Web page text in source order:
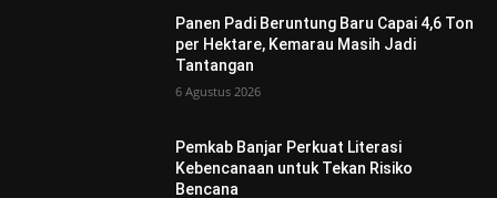
Panen Padi Beruntung Baru Capai 4,6 Ton
per Hektare, Kemarau Masih Jadi
Tantangan
6 Agustus 2026
Pemkab Banjar Perkuat Literasi
Kebencanaan untuk Tekan Risiko
Bencana